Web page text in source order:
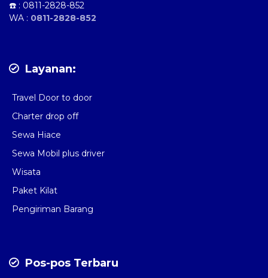
☎️ : 0811-2828-852
WA : 0811-2828-852
Layanan:
Travel Door to door
Charter drop off
Sewa Hiace
Sewa Mobil plus driver
Wisata
Paket Kilat
Pengiriman Barang
Pos-pos Terbaru